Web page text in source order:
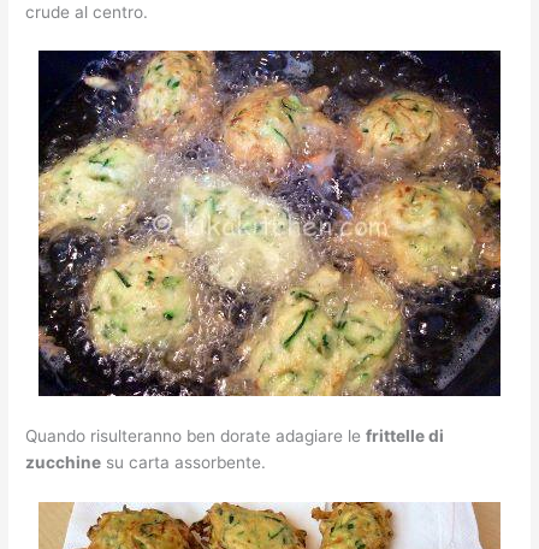
crude al centro.
Quando risulteranno ben dorate adagiare lefrittelle di
zucchine su carta assorbente.